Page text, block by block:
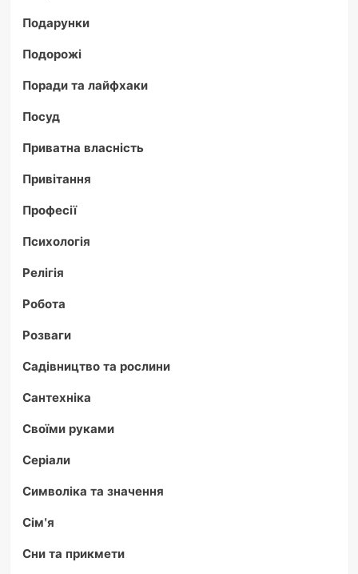
Подарунки
Подорожі
Поради та лайфхаки
Посуд
Приватна власність
Привітання
Професії
Психологія
Релігія
Робота
Розваги
Садівництво та рослини
Сантехніка
Своїми руками
Серіали
Символіка та значення
Сім'я
Сни та прикмети